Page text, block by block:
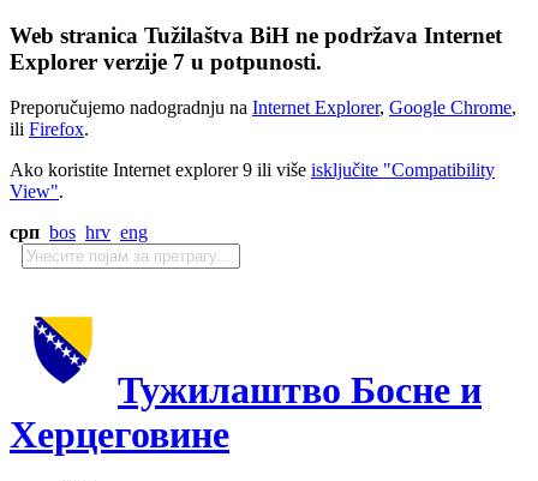
Web stranica Tužilaštva BiH ne podržava Internet
Explorer verzije 7 u potpunosti.
Preporučujemo nadogradnju na Internet Explorer, Google Chrome,
ili Firefox.
Ako koristite Internet explorer 9 ili više isključite "Compatibility
View".
срп bos hrv eng
Тужилаштво Босне и
Херцеговине